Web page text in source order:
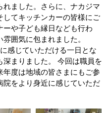
れました。さらに、ナカジマ
てキッチンカーの皆様にご
や子ども縁日なども行わ
囲気に包まれました。
感じていただける一日とな
深まりました。 今回は職員を
度は地域の皆さまにもご参
院をより身近に感じていただ